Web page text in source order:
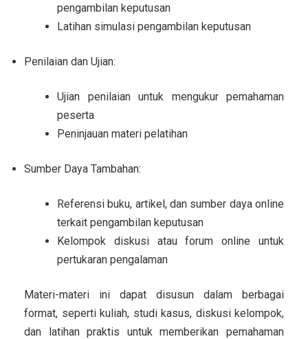
pengambilan keputusan
Latihan simulasi pengambilan keputusan
Penilaian dan Ujian:
Ujian penilaian untuk mengukur pemahaman
peserta
Peninjauan materi pelatihan
Sumber Daya Tambahan:
Referensi buku, artikel, dan sumber daya online
terkait pengambilan keputusan
Kelompok diskusi atau forum online untuk
pertukaran pengalaman
Materi-materi ini dapat disusun dalam berbagai
format, seperti kuliah, studi kasus, diskusi kelompok,
dan latihan praktis untuk memberikan pemahaman